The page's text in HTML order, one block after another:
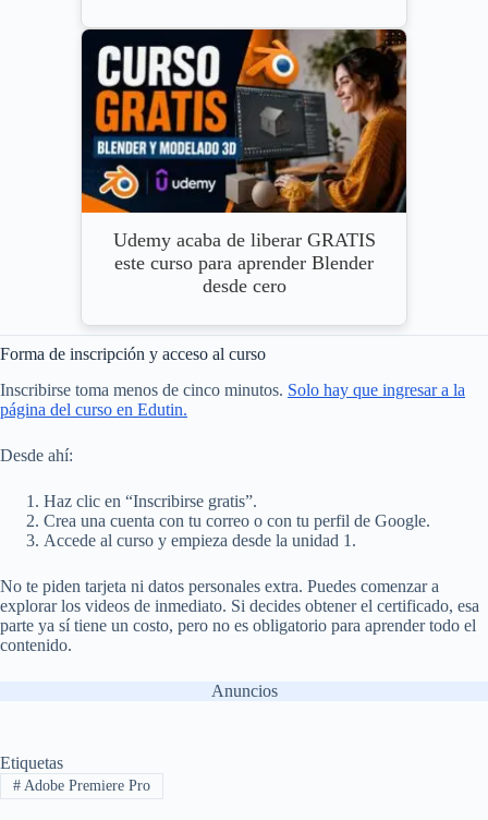
Udemy acaba de liberar GRATIS
este curso para aprender Blender
desde cero
Forma de inscripción y acceso al curso
Inscribirse toma menos de cinco minutos. Solo hay que ingresar a la
página del curso en Edutin.
Desde ahí:
Haz clic en “Inscribirse gratis”.
Crea una cuenta con tu correo o con tu perfil de Google.
Accede al curso y empieza desde la unidad 1.
No te piden tarjeta ni datos personales extra. Puedes comenzar a
explorar los videos de inmediato. Si decides obtener el certificado, esa
parte ya sí tiene un costo, pero no es obligatorio para aprender todo el
contenido.
Anuncios
Etiquetas
#Adobe Premiere Pro